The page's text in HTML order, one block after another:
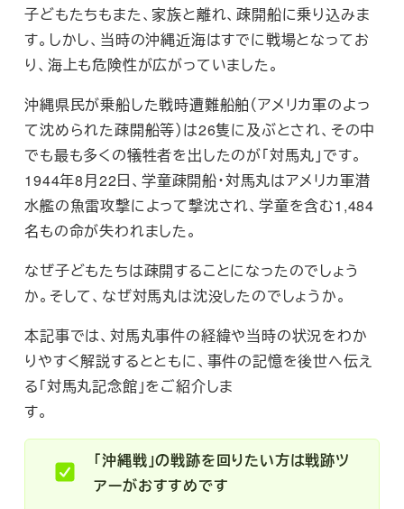
子どもたちもまた、家族と離れ、疎開船に乗り込みま
す。しかし、当時の沖縄近海はすでに戦場となってお
り、海上も危険性が広がっていました。
沖縄県民が乗船した戦時遭難船舶（アメリカ軍のよっ
て沈められた疎開船等）は26隻に及ぶとされ、その中
でも最も多くの犠牲者を出したのが「対馬丸」です。
1944年8月22日、学童疎開船・対馬丸はアメリカ軍潜
水艦の魚雷攻撃によって撃沈され、学童を含む1,484
名もの命が失われました。
なぜ子どもたちは疎開することになったのでしょう
か。そして、なぜ対馬丸は沈没したのでしょうか。
本記事では、対馬丸事件の経緯や当時の状況をわか
りやすく解説するとともに、事件の記憶を後世へ伝え
る「対馬丸記念館」をご紹介しま
す。
「沖縄戦」の戦跡を回りたい方は戦跡ツ
アーがおすすめです